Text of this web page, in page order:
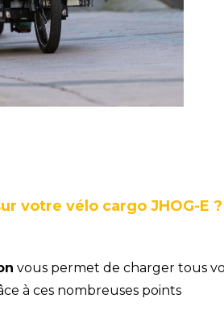
votre vélo cargo JHOG-E ?
vous permet de charger tous
à ces nombreuses points